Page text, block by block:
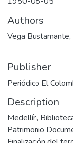
Authors
Vega Bustamante,
Publisher
Periódico El
Description
Medellín,
Patrimonio